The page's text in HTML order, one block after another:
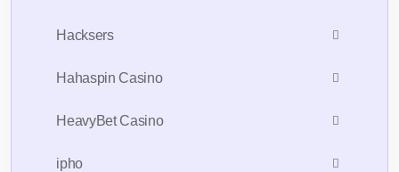
Hacksers
Hahaspin Casino
HeavyBet Casino
ipho